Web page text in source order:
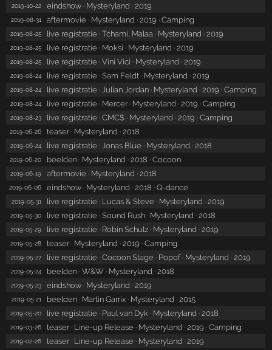
2019-10-22 eindshow · Mysteryland · 2019
2019-08-31 aftermovie · Mysteryland · 2019 · Camping
2019-08-25 live registratie · Tchami, Malaa · Mysteryland · 2019
2019-08-25 live registratie · Moksi · Mysteryland · 2019
2019-08-25 live registratie · Vini Vici · Mysteryland · 2019
2019-08-24 live registratie · Sam Feldt · Mysteryland · 2019
2019-08-24 live registratie · Julian Jordan · Mysteryland · 2019 · Camping
2019-08-24 live registratie · Mercer · Mysteryland · 2019 · Camping
2019-08-23 live registratie · CMC$ · Mysteryland · 2019 · Camping
2019-06-26 teaser · Mysteryland · 2018
2019-06-24 live registratie · Jonas Blue · Mysteryland · 2018
2019-06-20 beelden · Mysteryland · 2018 · Cocoon
2019-06-19 aftermovie · Mysteryland · 2018
2019-06-06 eindshow · Mysteryland · 2018 · Q-dance
2019-05-31 live registratie · Lucas & Steve · Mysteryland · 2019
2019-05-30 live registratie · Sound Rush · Mysteryland · 2018
2019-05-29 live registratie · Robin Schulz · Mysteryland · 2019
2019-05-28 teaser · Mysteryland · 2019 · Camping
2019-05-27 live registratie · Cocoon Stage · Popof · Mysteryland · 2019
2019-05-24 beelden · W&W · Mysteryland · 2018
2019-05-23 eindshow · Mysteryland · 2019
2019-05-21 beelden · Martin Garrix · Mysteryland · 2015
2019-05-20 live registratie · Paul van Dyk · Mysteryland · 2018
2019-03-26 teaser · Line-up Release · Mysteryland · 2019 · Camping
2019-02-26 teaser · Line-up Release · Mysteryland · 2019